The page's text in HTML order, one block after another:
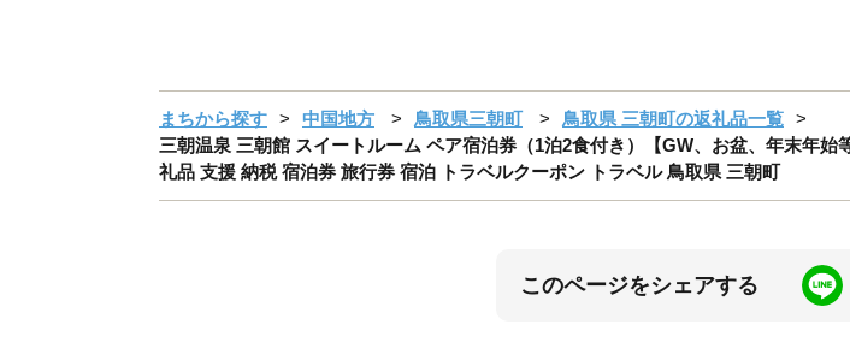
まちから探す 中国地方 鳥取県三朝町
鳥取県 三朝町の返礼品一覧
三朝温泉 三朝館 スイートルーム ペア宿泊券（1泊2食付き）【GW、お盆、年末年
礼品 支援 納税 宿泊券 旅行券 宿泊 トラベルクーポン トラベル 鳥取県 三朝町
このページをシェアする